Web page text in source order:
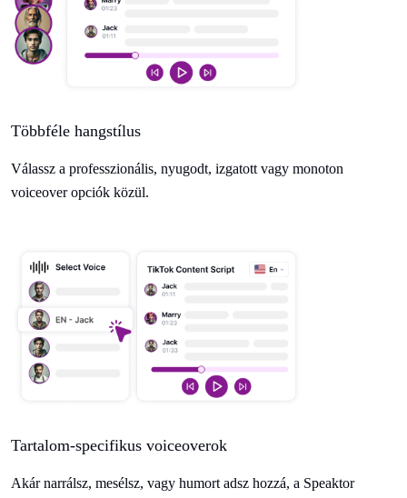
Többféle hangstílus
Válassz a professzionális, nyugodt, izgatott vagy monoton
voiceover opciók közül.
Tartalom-specifikus voiceoverok
Akár narrálsz, mesélsz, vagy humort adsz hozzá, a Speaktor